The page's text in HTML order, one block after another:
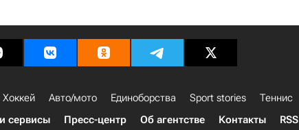
Хоккей Авто/мото Единоборства Sport stories Теннис
сервисы Пресс-центр Об агентстве Контакты RSS